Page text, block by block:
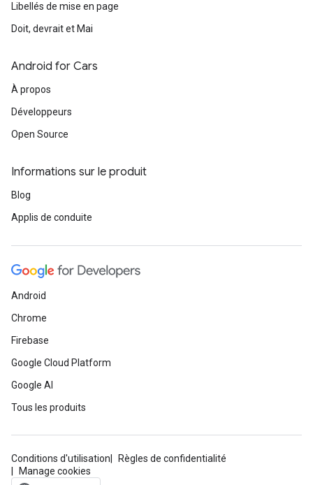
Libellés de mise en page
Doit, devrait et Mai
Android for Cars
À propos
Développeurs
Open Source
Informations sur le produit
Blog
Applis de conduite
Android
Chrome
Firebase
Google Cloud Platform
Google AI
Tous les produits
Conditions d'utilisation
Règles de confidentialité
Manage cookies